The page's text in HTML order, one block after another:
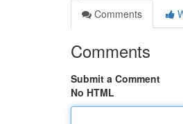
Comments
Comments
Submit a Comment
No HTML